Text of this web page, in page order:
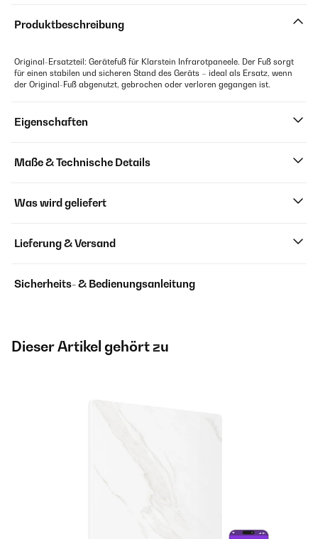
Produktbeschreibung
Original-Ersatzteil: Gerätefuß für Klarstein Infrarotpaneele. Der Fuß sorgt
für einen stabilen und sicheren Stand des Geräts – ideal als Ersatz, wenn
der Original-Fuß abgenutzt, gebrochen oder verloren gegangen ist.
Eigenschaften
Maße & Technische Details
Was wird geliefert
Lieferung & Versand
Sicherheits- & Bedienungsanleitung
Dieser Artikel gehört zu